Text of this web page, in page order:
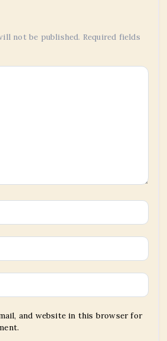
not be published. Required fields
and website in this browser for